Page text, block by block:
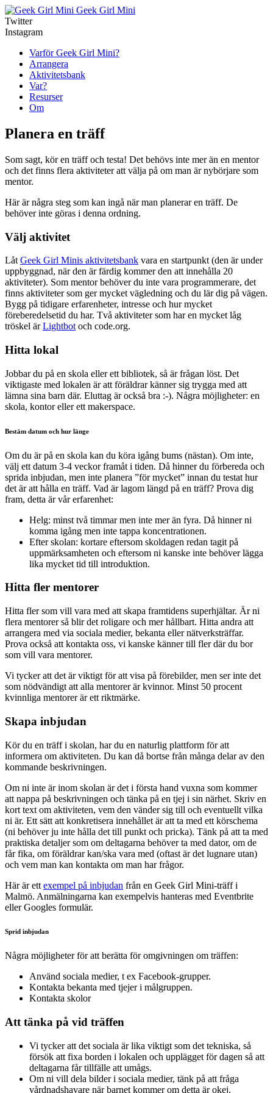
Geek Girl Mini
Twitter
Instagram
Varför Geek Girl Mini?
Arrangera
Aktivitetsbank
Var?
Resurser
Om
Planera en träff
Som sagt, kör en träff och testa! Det behövs inte mer än en mentor
och det finns flera aktiviteter att välja på om man är nybörjare som
mentor.
Här är några steg som kan ingå när man planerar en träff. De
behöver inte göras i denna ordning.
Välj aktivitet
Låt Geek Girl Minis aktivitetsbank vara en startpunkt (den är under
uppbyggnad, när den är färdig kommer den att innehålla 20
aktiviteter). Som mentor behöver du inte vara programmerare, det
finns aktiviteter som ger mycket vägledning och du lär dig på vägen.
Bygg på tidigare erfarenheter, intresse och hur mycket
föreberedelsetid du har. Två aktiviteter som har en mycket låg
tröskel ärLightbot och code.org.
Hitta lokal
Jobbar du på en skola eller ett bibliotek, så är frågan löst. Det
viktigaste med lokalen är att föräldrar känner sig trygga med att
lämna sina barn där. Eluttag är också bra :-). Några möjligheter: en
skola, kontor eller ett makerspace.
Bestäm datum och hur länge
Om du är på en skola kan du köra igång bums (nästan). Om inte,
välj ett datum 3-4 veckor framåt i tiden. Då hinner du förbereda och
sprida inbjudan, men inte planera ”för mycket” innan du testat hur
det är att hålla en träff. Vad är lagom längd på en träff? Prova dig
fram, detta är vår erfarenhet:
Helg: minst två timmar men inte mer än fyra. Då hinner ni
komma igång men inte tappa koncentrationen.
Efter skolan: kortare eftersom skoldagen redan tagit på
uppmärksamheten och eftersom ni kanske inte behöver lägga
lika mycket tid till introduktion.
Hitta fler mentorer
Hitta fler som vill vara med att skapa framtidens superhjältar. Är ni
flera mentorer så blir det roligare och mer hållbart. Hitta andra att
arrangera med via sociala medier, bekanta eller nätverksträffar.
Prova också att kontakta oss, vi kanske känner till fler där du bor
som vill vara mentorer.
Vi tycker att det är viktigt för att visa på förebilder, men ser inte det
som nödvändigt att alla mentorer är kvinnor. Minst 50 procent
kvinnliga mentorer är ett riktmärke.
Skapa inbjudan
Kör du en träff i skolan, har du en naturlig plattform för att
informera om aktiviteten. Du kan då bortse från många delar av den
kommande beskrivningen.
Om ni inte är inom skolan är det i första hand vuxna som kommer
att nappa på beskrivningen och tänka på en tjej i sin närhet. Skriv en
kort text om aktiviteten, vem den vänder sig till och eventuellt vilka
ni är. Ett sätt att konkretisera innehållet är att ta med ett körschema
(ni behöver ju inte hålla det till punkt och pricka). Tänk på att ta med
praktiska detaljer som om deltagarna behöver ta med dator, om de
får fika, om föräldrar kan/ska vara med (oftast är det lugnare utan)
och vem man kan kontakta om man har frågor.
Här är ett exempel på inbjudan från en Geek Girl Mini-träff i
Malmö. Anmälningarna kan exempelvis hanteras med Eventbrite
eller Googles formulär.
Sprid inbjudan
Några möjligheter för att berätta för omgivningen om träffen:
Använd sociala medier, t ex Facebook-grupper.
Kontakta bekanta med tjejer i målgruppen.
Kontakta skolor
Att tänka på vid träffen
Vi tycker att det sociala är lika viktigt som det tekniska, så
försök att fixa borden i lokalen och upplägget för dagen så att
deltagarna får tillfälle att umågs.
Om ni vill dela bilder i sociala medier, tänk på att fråga
vårdnadshavare när barnet kommer om detta är okej.